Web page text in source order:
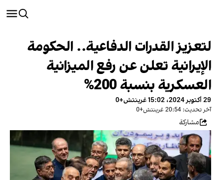
لتعزيز القدرات الدفاعية.. الحكومة
الإيرانية تعلن عن رفع الميزانية
العسكرية بنسبة 200%
29 أكتوبر 2024، 15:02 غرينتش+0
آخر تحديث: 20:54 غرينتش+0
مشاركة